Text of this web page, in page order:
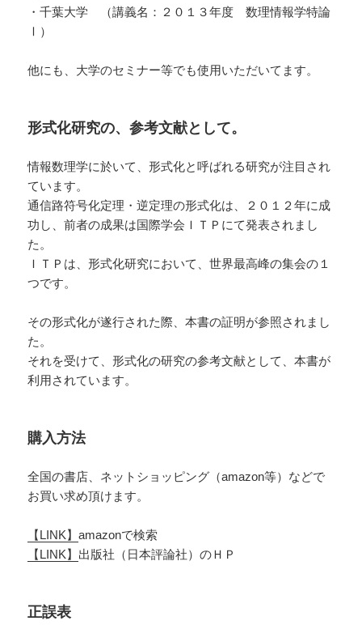
・千葉大学 （講義名：２０１３年度 数理情報学特論
Ⅰ）
他にも、大学のセミナー等でも使用いただいてます。
形式化研究の、参考文献として。
情報数理学に於いて、形式化と呼ばれる研究が注目され
ています。
通信路符号化定理・逆定理の形式化は、２０１２年に成
功し、前者の成果は国際学会ＩＴＰにて発表されまし
た。
ＩＴＰは、形式化研究において、世界最高峰の集会の１
つです。
その形式化が遂行された際、本書の証明が参照されまし
た。
それを受けて、形式化の研究の参考文献として、本書が
利用されています。
購入方法
全国の書店、ネットショッピング（amazon等）などで
お買い求め頂けます。
【LINK】amazonで検索
【LINK】 出版社（日本評論社）のＨＰ
正誤表